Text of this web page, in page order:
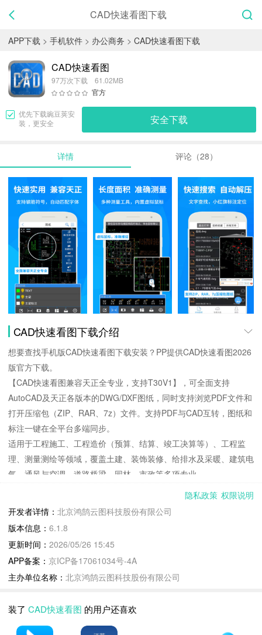
CAD快速看图下载
APP下载 > 手机软件 > 办公商务 > CAD快速看图下载
CAD快速看图
97万次下载 61.02MB
官方
优先下载豌豆荚安
装，更安全
安全下载
详情 评论（28）
CAD快速看图下载介绍
想要查找手机版CAD快速看图下载安装？PP提供CAD快速看图2026
版官方下载。
【CAD快速看图兼容天正全专业，支持T30V1】，可全面支持
AutoCAD及天正各版本的DWG/DXF图纸，同时支持浏览PDF文件和
打开压缩包（ZIP、RAR、7z）文件。支持PDF与CAD互转，图纸和
标注一键在全平台多端同步。
适用于工程施工、工程造价（预算、结算、竣工决算等）、工程监
理、测量测绘等领域，覆盖土建、装饰装修、给排水及采暖、建筑电
气、通风与空调、道路桥梁、园林、市政等多项专业。
全面兼容AutoCAD所有版本DWG/DXF图纸，完整显示天正全专业
（天正建筑、天正给排水、天正暖通、天正电气）图纸，已率先适配
T30V1格式。支持CAD转PDF及PDF转CAD，同时方便手机直接打
印图纸；
支持图纸多开，快速切换，并支持双图同屏查看，方便在施工现场随
法。
2. 智能测量，方式多样
隐私政策 权限说明
开发者详情： 北京鸿鹄云图科技股份有限公司
版本信息： 6.1.8
更新时间： 2026/05/26 15:45
APP备案： 京ICP备17061034号-4A
主办单位名称： 北京鸿鹄云图科技股份有限公司
装了 CAD快速看图 的用户还喜欢